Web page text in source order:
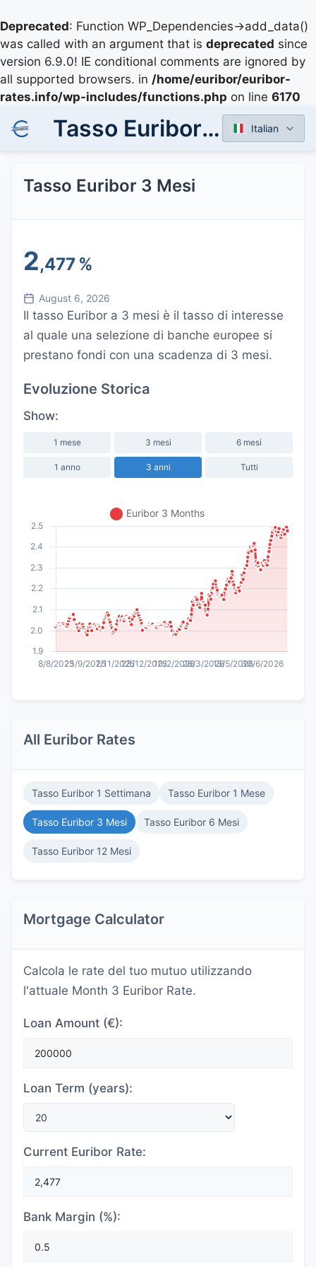
Deprecated: Function WP_Dependencies->add_data()
was called with an argument that is deprecated since
version 6.9.0! IE conditional comments are ignored by
all supported browsers. in /home/euribor/euribor-
rates.info/wp-includes/functions.php on line 6170
Tasso Euribor 3 Mesi Italian
Tasso Euribor 3 Mesi
2,477 %
August 6, 2026
Il tasso Euribor a 3 mesi è il tasso di interesse
al quale una selezione di banche europee si
prestano fondi con una scadenza di 3 mesi.
Evoluzione Storica
Show:
1 mese 3 mesi 6 mesi
1 anno 3 anni Tutti
All Euribor Rates
Tasso Euribor 1 Settimana Tasso Euribor 1 Mese
Tasso Euribor 3 Mesi Tasso Euribor 6 Mesi
Tasso Euribor 12 Mesi
Mortgage Calculator
Calcola le rate del tuo mutuo utilizzando
l'attuale Month 3 Euribor Rate.
Loan Amount (€):
Loan Term (years):
Current Euribor Rate:
Bank Margin (%):